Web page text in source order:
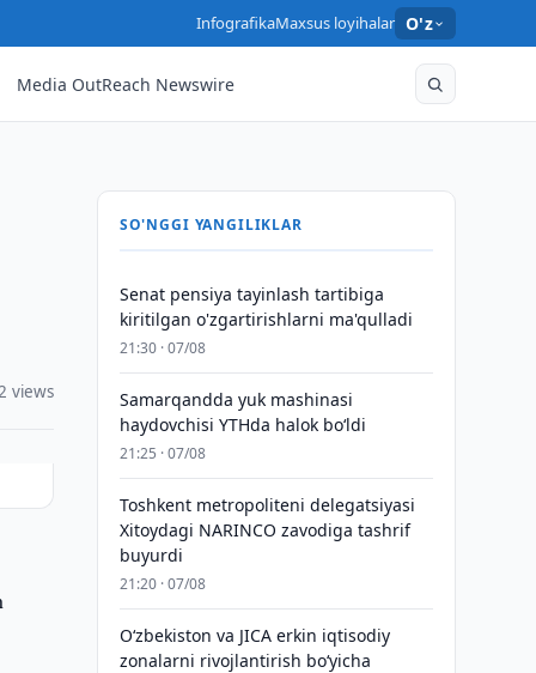
InfografikaMaxsus loyihalar O'z
Media OutReach Newswire
views
SO'NGGI YANGILIKLAR
Senat pensiya tayinlash tartibiga
kiritilgan o'zgartirishlarni ma'qulladi
21:30 · 07/08
Samarqandda yuk mashinasi
haydovchisi YTHda halok bo‘ldi
21:25 · 07/08
Toshkent metropoliteni delegatsiyasi
Xitoydagi NARINCO zavodiga tashrif
buyurdi
21:20 · 07/08
Oʻzbekiston va JICA erkin iqtisodiy
zonalarni rivojlantirish boʻyicha